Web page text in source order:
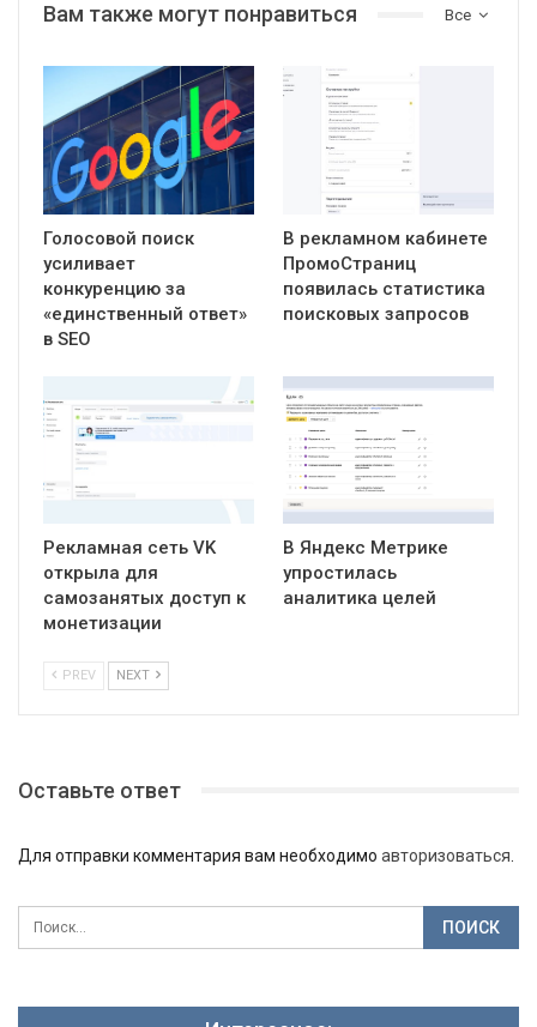
Все
Вам также могут понравиться
Голосовой поиск
усиливает
конкуренцию за
«единственный ответ»
в SEO
В рекламном кабинете
ПромоСтраниц
появилась статистика
поисковых запросов
Рекламная сеть VK
открыла для
самозанятых доступ к
монетизации
В Яндекс Метрике
упростилась
аналитика целей
PREV NEXT
Оставьте ответ
Для отправки комментария вам необходимо авторизоваться